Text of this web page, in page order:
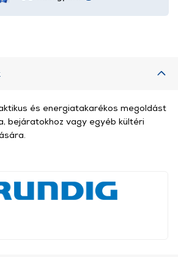
és energiatakarékos megoldást
bejáratokhoz vagy egyéb kültéri